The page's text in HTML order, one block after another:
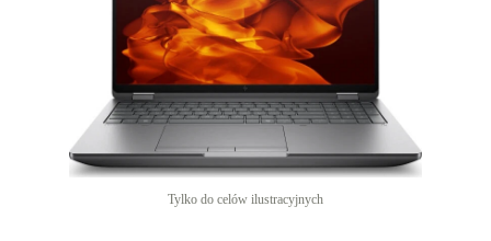
Tylko do celów ilustracyjnych